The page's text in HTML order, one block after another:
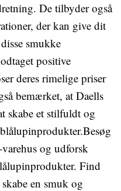
De tilbyder også
der kan give dit
smukke
positive
deres rimelige priser
bemærket, at Daells
skabe et stilfuldt og
og udforsk
Find
en smuk og